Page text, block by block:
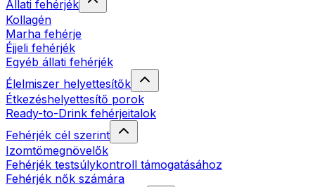
Állati fehérjék
Kollagén
Marha fehérje
Éjjeli fehérjék
Egyéb állati fehérjék
Élelmiszer helyettesítők
Étkezéshelyettesítő porok
Ready-to-Drink fehérjeitalok
Fehérjék cél szerint
Izomtömegnövelők
Fehérjék testsúlykontroll támogatásához
Fehérjék nők számára